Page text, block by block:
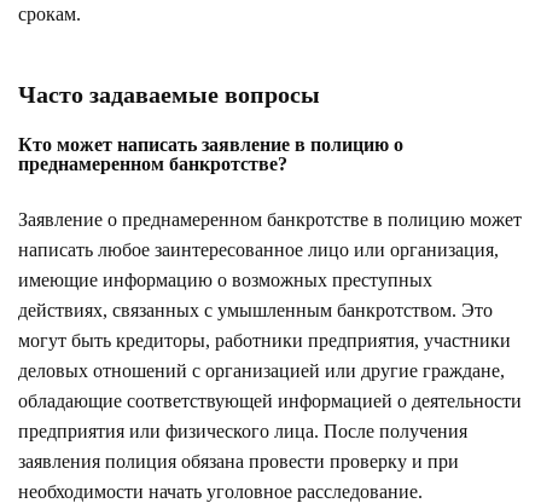
срокам.
Часто задаваемые вопросы
Кто может написать заявление в полицию о
преднамеренном банкротстве?
Заявление о преднамеренном банкротстве в полицию может
написать любое заинтересованное лицо или организация,
имеющие информацию о возможных преступных
действиях, связанных с умышленным банкротством. Это
могут быть кредиторы, работники предприятия, участники
деловых отношений с организацией или другие граждане,
обладающие соответствующей информацией о деятельности
предприятия или физического лица. После получения
заявления полиция обязана провести проверку и при
необходимости начать уголовное расследование.